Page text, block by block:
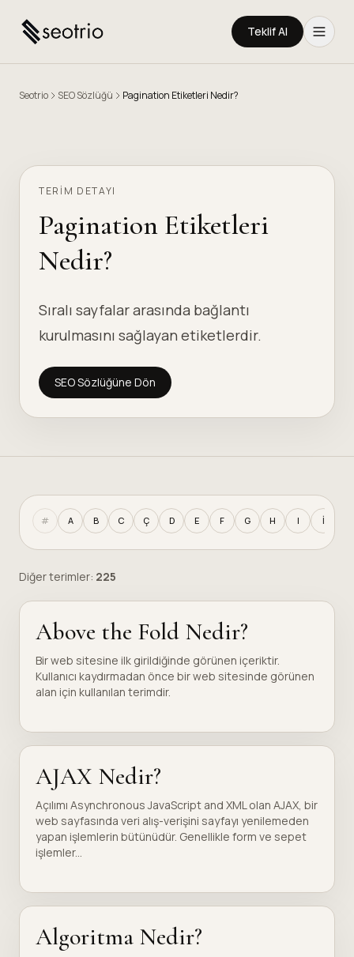
Teklif Al
Seotrio SEO Sözlüğü Pagination Etiketleri Nedir?
TERIM DETAYI
Pagination Etiketleri
Nedir?
Sıralı sayfalar arasında bağlantı
kurulmasını sağlayan etiketlerdir.
SEO Sözlüğüne Dön
# A B C Ç D E F G H I İ
Diğer terimler: 225
Above the Fold Nedir?
Bir web sitesine ilk girildiğinde görünen içeriktir.
Kullanıcı kaydırmadan önce bir web sitesinde görünen
alan için kullanılan terimdir.
AJAX Nedir?
Açılımı Asynchronous JavaScript and XML olan AJAX, bir
web sayfasında veri alış-verişini sayfayı yenilemeden
yapan işlemlerin bütünüdür. Genellikle form ve sepet
işlemler...
Algoritma Nedir?